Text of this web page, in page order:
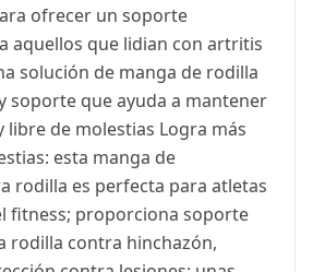
ofrecer un soporte
aquellos que lidian con artritis
solución de manga de rodilla
soporte que ayuda a mantener
libre de molestias Logra más
esta manga de
rodilla es perfecta para atletas
fitness; proporciona soporte
rodilla contra hinchazón,